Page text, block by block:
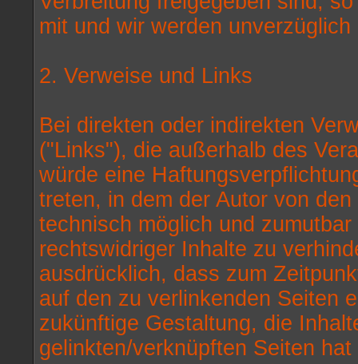
mit und wir werden
2. Verweise und Links
Bei direkten oder indirekten
("Links"), die außerhalb des
würde eine
treten, in dem der Autor von
technisch möglich und
rechtswidriger Inhalte zu
ausdrücklich, dass zum
auf den zu verlinkenden Seiten
zukünftige Gestaltung, die
gelinkten/verknüpften Seiten